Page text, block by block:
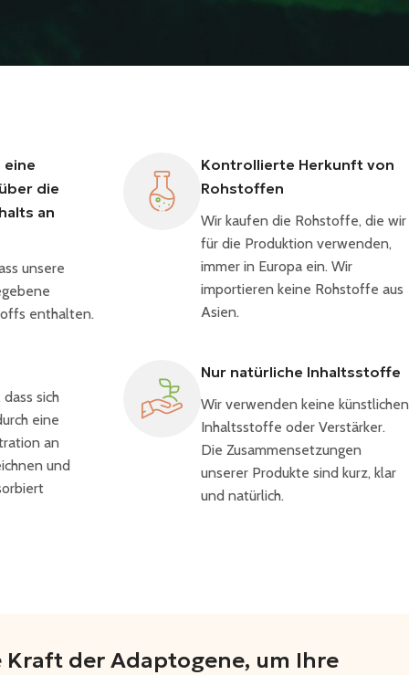
die
an
unsere
enthalten.
sich
eine
an
und
Kontrollierte Herkunft von
Rohstoffen
Wir kaufen die Rohstoffe, die wir
für die Produktion verwenden,
immer in Europa ein. Wir
importieren keine Rohstoffe aus
Asien.
Nur natürliche Inhaltsstoffe
Wir verwenden keine künstlichen
Inhaltsstoffe oder Verstärker.
Die Zusammensetzungen
unserer Produkte sind kurz, klar
und natürlich.
Kraft der Adaptogene, um Ihre